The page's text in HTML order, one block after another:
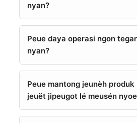
nyan?
Peue daya operasi ngon
nyan?
Peue mantong jeunèh
jeuët jipeugot lé meusén